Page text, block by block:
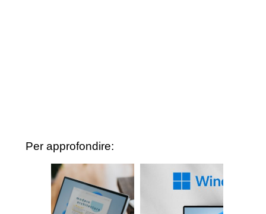
Per approfondire: